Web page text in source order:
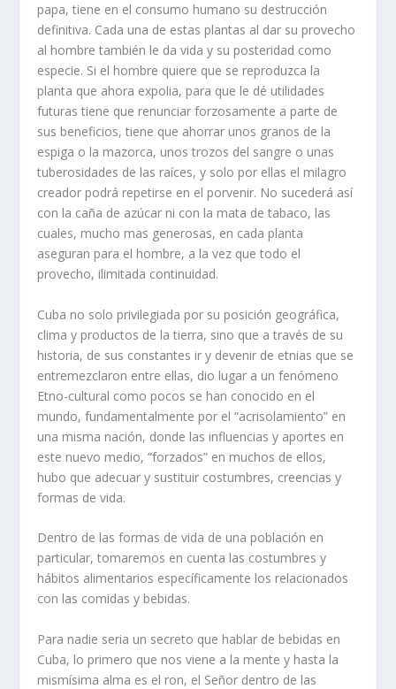
papa, tiene en el consumo humano su destrucción
definitiva. Cada una de estas plantas al dar su provecho
al hombre también le da vida y su posteridad como
especie. Si el hombre quiere que se reproduzca la
planta que ahora expolia, para que le dé utilidades
futuras tiene que renunciar forzosamente a parte de
sus beneficios, tiene que ahorrar unos granos de la
espiga o la mazorca, unos trozos del sangre o unas
tuberosidades de las raíces, y solo por ellas el milagro
creador podrá repetirse en el porvenir. No sucederá así
con la caña de azúcar ni con la mata de tabaco, las
cuales, mucho mas generosas, en cada planta
aseguran para el hombre, a la vez que todo el
provecho, ilimitada continuidad.
Cuba no solo privilegiada por su posición geográfica,
clima y productos de la tierra, sino que a través de su
historia, de sus constantes ir y devenir de etnias que se
entremezclaron entre ellas, dio lugar a un fenómeno
Etno-cultural como pocos se han conocido en el
mundo, fundamentalmente por el “acrisolamiento” en
una misma nación, donde las influencias y aportes en
este nuevo medio, “forzados” en muchos de ellos,
hubo que adecuar y sustituir costumbres, creencias y
formas de vida.
Dentro de las formas de vida de una población en
particular, tomaremos en cuenta las costumbres y
hábitos alimentarios específicamente los relacionados
con las comidas y bebidas.
Para nadie seria un secreto que hablar de bebidas en
Cuba, lo primero que nos viene a la mente y hasta la
mismísima alma es el ron, el Señor dentro de las